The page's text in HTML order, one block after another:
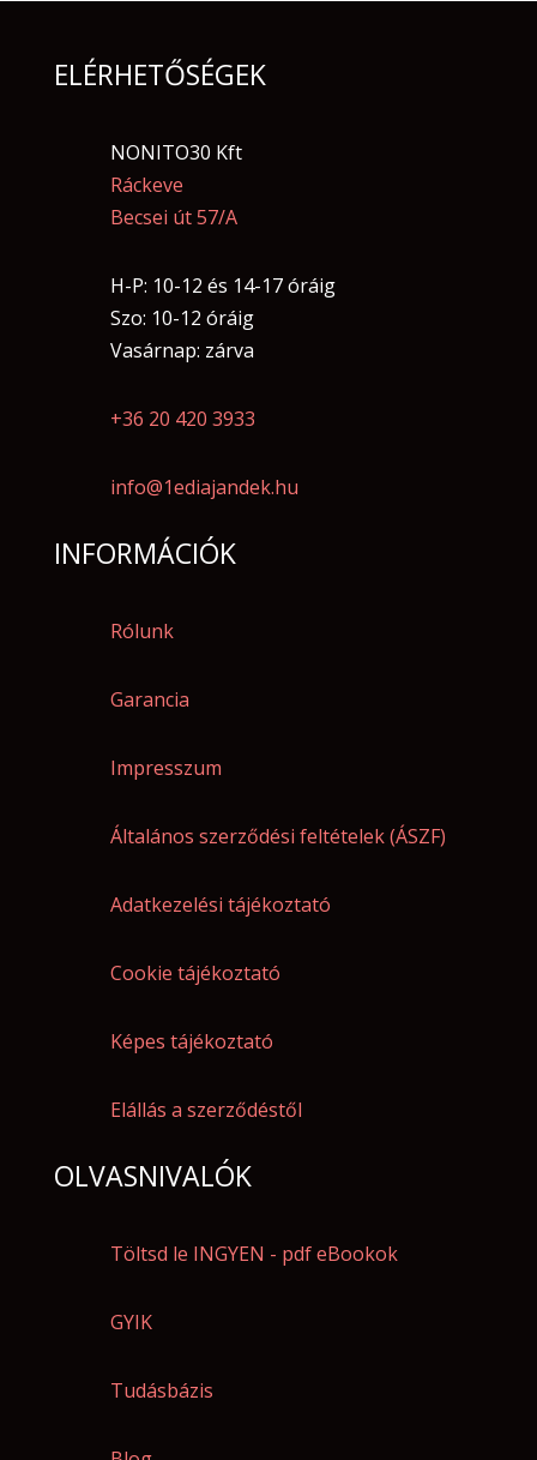
ELÉRHETŐSÉGEK
NONITO30 Kft
Ráckeve
Becsei út 57/A
H-P: 10-12 és 14-17 óráig
Szo: 10-12 óráig
Vasárnap: zárva
+36 20 420 3933
info@1ediajandek.hu
INFORMÁCIÓK
Rólunk
Garancia
Impresszum
Általános szerződési feltételek (ÁSZF)
Adatkezelési tájékoztató
Cookie tájékoztató
Képes tájékoztató
Elállás a szerződéstől
OLVASNIVALÓK
Töltsd le INGYEN - pdf eBookok
GYIK
Tudásbázis